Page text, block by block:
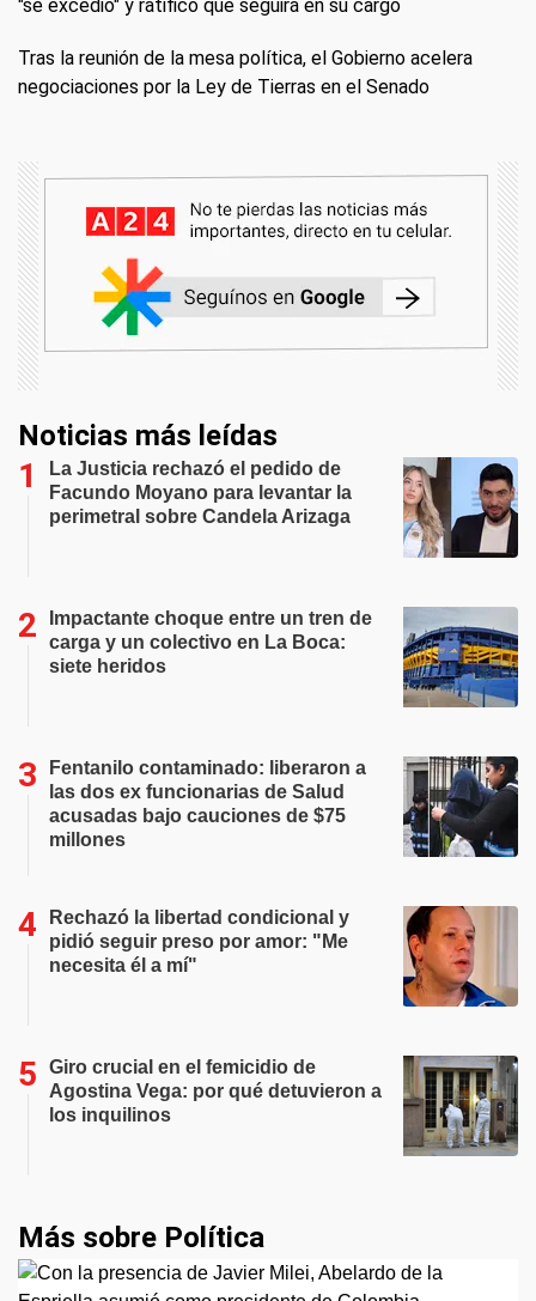
"se excedió" y ratificó que seguirá en su cargo
Tras la reunión de la mesa política, el Gobierno acelera
negociaciones por la Ley de Tierras en el Senado
Noticias más leídas
La Justicia rechazó el pedido de
Facundo Moyano para levantar la
perimetral sobre Candela Arizaga
Impactante choque entre un tren de
carga y un colectivo en La Boca:
siete heridos
Fentanilo contaminado: liberaron a
las dos ex funcionarias de Salud
acusadas bajo cauciones de $75
millones
Rechazó la libertad condicional y
pidió seguir preso por amor: "Me
necesita él a mí"
Giro crucial en el femicidio de
Agostina Vega: por qué detuvieron a
los inquilinos
Más sobre Política